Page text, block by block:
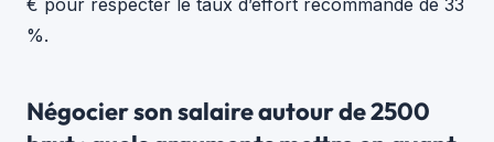
€ pour respecter le taux d’effort recommandé de 33
%.
Négocier son salaire autour de 2500